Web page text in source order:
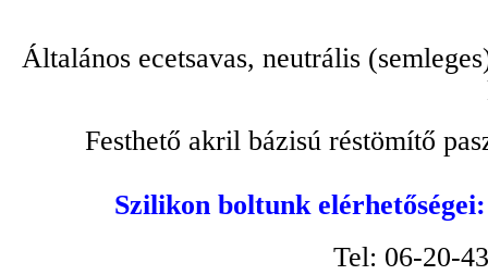
Általános ecetsavas, neutrális
Festhető akril bázisú réstömítő
Szilikon boltunk
Tel: 06-20-